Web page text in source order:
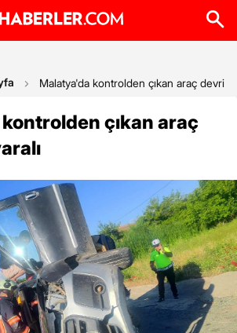
Malatya'da kontrolden çıkan araç
çıkan araç